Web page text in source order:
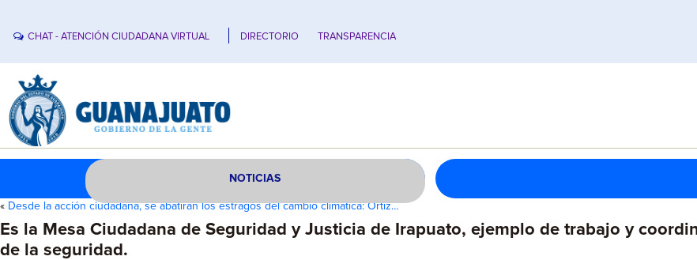
CHAT - ATENCIÓN CIUDADANA VIRTUAL DIRECTORIO TRANSPARENCIA
NOTICIAS
« Desde la acción ciudadana, se abatirán los estragos del cambio climática: Ortiz…
Es la Mesa Ciudadana de Seguridad y Justicia de Irapuato, ejemplo de trabajo y
de la seguridad.